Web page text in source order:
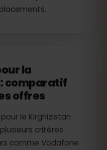
la
comparatif
offres
le Kirghizistan
critères
comme Vodafone